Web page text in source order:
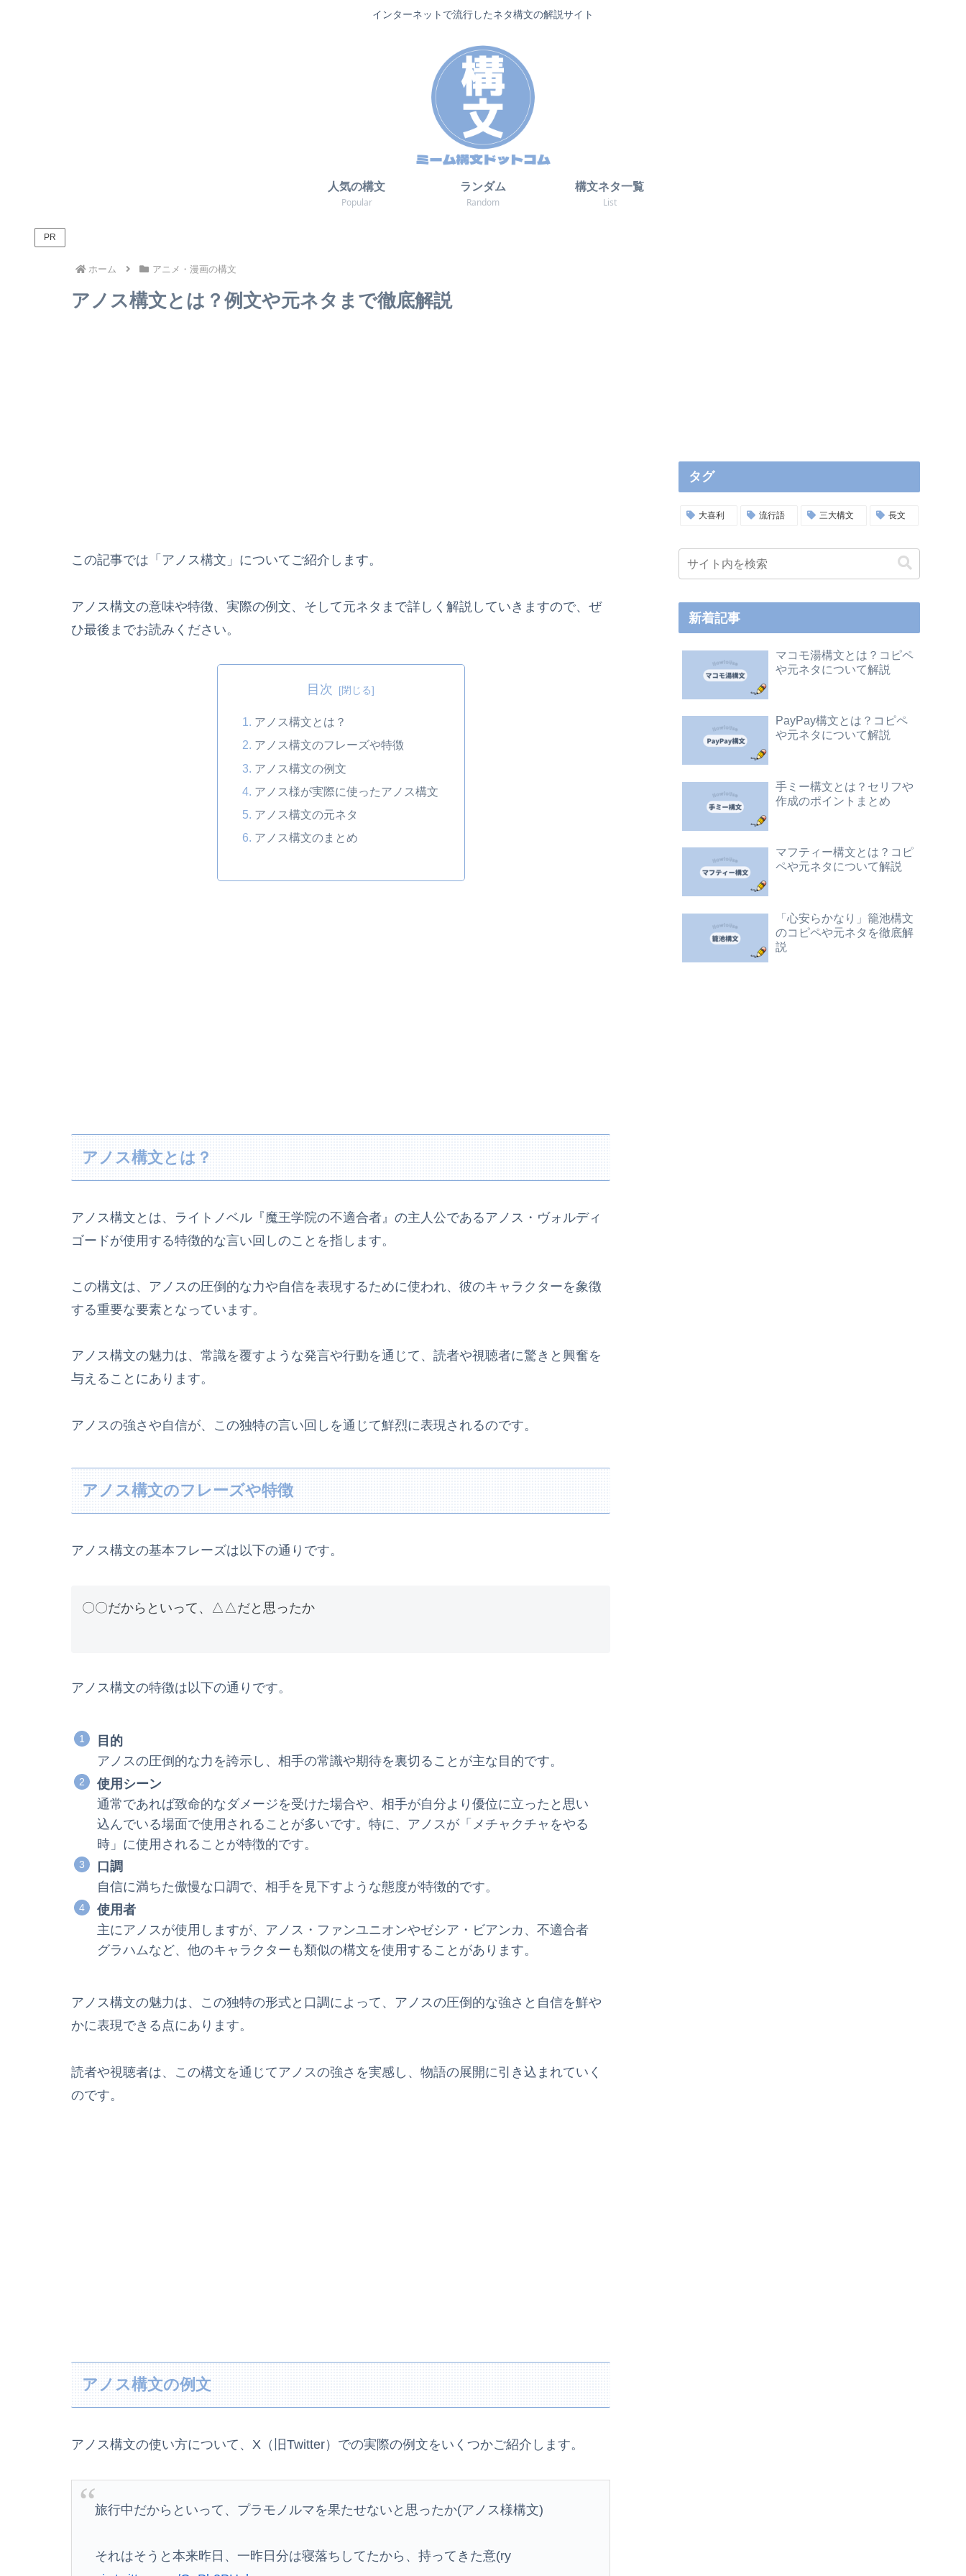
インターネットで流行したネタ構文の解説サイト
人気の構文
Popular
ランダム
Random
構文ネタ一覧
List
PR
ホーム アニメ・漫画の構文
アノス構文とは？例文や元ネタまで徹底解説
この記事では「アノス構文」についてご紹介します。
アノス構文の意味や特徴、実際の例文、そして元ネタまで詳しく解説していきますので、ぜ
ひ最後までお読みください。
目次
アノス構文とは？
アノス構文のフレーズや特徴
アノス構文の例文
アノス様が実際に使ったアノス構文
アノス構文の元ネタ
アノス構文のまとめ
アノス構文とは？
アノス構文とは、ライトノベル『魔王学院の不適合者』の主人公であるアノス・ヴォルディ
ゴードが使用する特徴的な言い回しのことを指します。
この構文は、アノスの圧倒的な力や自信を表現するために使われ、彼のキャラクターを象徴
する重要な要素となっています。
アノス構文の魅力は、常識を覆すような発言や行動を通じて、読者や視聴者に驚きと興奮を
与えることにあります。
アノスの強さや自信が、この独特の言い回しを通じて鮮烈に表現されるのです。
アノス構文のフレーズや特徴
アノス構文の基本フレーズは以下の通りです。
〇〇だからといって、△△だと思ったか
アノス構文の特徴は以下の通りです。
目的
アノスの圧倒的な力を誇示し、相手の常識や期待を裏切ることが主な目的です。
使用シーン
通常であれば致命的なダメージを受けた場合や、相手が自分より優位に立ったと思い
込んでいる場面で使用されることが多いです。特に、アノスが「メチャクチャをやる
時」に使用されることが特徴的です。
口調
自信に満ちた傲慢な口調で、相手を見下すような態度が特徴的です。
使用者
主にアノスが使用しますが、アノス・ファンユニオンやゼシア・ビアンカ、不適合者
グラハムなど、他のキャラクターも類似の構文を使用することがあります。
アノス構文の魅力は、この独特の形式と口調によって、アノスの圧倒的な強さと自信を鮮や
かに表現できる点にあります。
読者や視聴者は、この構文を通じてアノスの強さを実感し、物語の展開に引き込まれていく
のです。
アノス構文の例文
アノス構文の使い方について、X（旧Twitter）での実際の例文をいくつかご紹介します。
旅行中だからといって、プラモノルマを果たせないと思ったか(アノス様構文)
それはそうと本来昨日、一昨日分は寝落ちしてたから、持ってきた意(ry
タグ
大喜利 流行語 三大構文 長文
新着記事
マコモ湯構文とは？コピペ
や元ネタについて解説
PayPay構文とは？コピペ
や元ネタについて解説
手ミー構文とは？セリフや
作成のポイントまとめ
マフティー構文とは？コピ
ペや元ネタについて解説
「心安らかなり」籠池構文
のコピペや元ネタを徹底解
説